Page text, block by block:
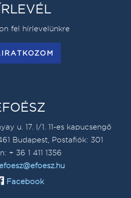
fel hírlevelünkre
u. 17. I/1. 11-es kapucsengő
Budapest, Postafiók: 301
+ 36 1 411 1356
efoesz@efoesz.hu
Facebook